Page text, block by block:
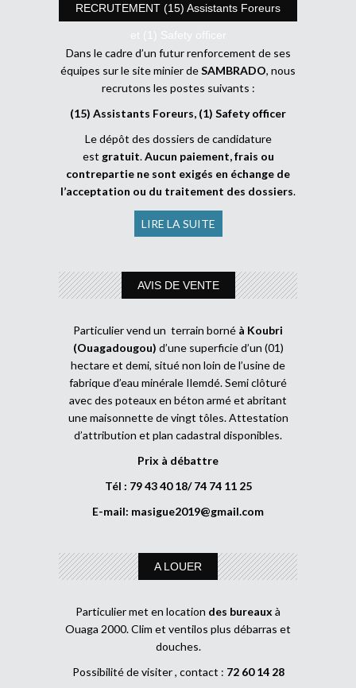
RECRUTEMENT (15) Assistants Foreurs
et (1) Safety officer
Dans le cadre d’un futur renforcement de ses
équipes sur le site minier deSAMBRADO, nous
recrutons les postes suivants :
(15) Assistants Foreurs, (1) Safety officer
Le dépôt des dossiers de candidature
est gratuit.Aucun paiement, frais ou
contrepartie ne sont exigés en échange de
l’acceptation ou du traitement des dossiers.
LIRE LA SUITE
AVIS DE VENTE
Particulier vend un terrain borné à Koubri
(Ouagadougou) d’une superficie d’un (01)
hectare et demi, situé non loin de l’usine de
fabrique d’eau minérale Ilemdé. Semi clôturé
avec des poteaux en béton armé et abritant
une maisonnette de vingt tôles. Attestation
d’attribution et plan cadastral disponibles.
Prix à débattre
Tél : 79 43 40 18/ 74 74 11 25
E-mail: masigue2019@gmail.com
A LOUER
Particulier met en location des bureaux à
Ouaga 2000. Clim et ventilos plus débarras et
douches.
Possibilité de visiter , contact : 72 60 14 28